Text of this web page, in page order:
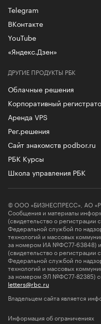
ДРУГИЕ ПРОДУКТЫ РБК
Облачные решения
Корпоративный
Аренда VPS
Рег.решения
Сайт знакомств podbor.ru
РБК Курсы
Школа управления РБК
Telegram
ВКонтакте
YouTube
«Яндекс.Дзен»
© ООО «БИЗНЕСПРЕСС», АО
Сообщения и материалы
(свидетельство о
Федеральной службой по
технологий и массовых
за номером ИА №ФС77-63848) и
(свидетельство о
Федеральной службой по
технологий и массовых
за номером ЭЛ №ФС77-82385)
letters@rbc.ru
Владельцем сайта является
Информация об ограничениях